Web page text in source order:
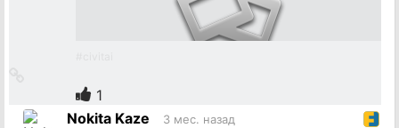
источник
1
Nokita Kaze
3 мес. назад